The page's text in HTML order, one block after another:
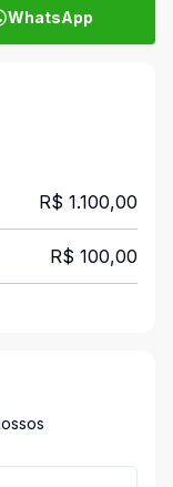
WhatsApp
R$ 1.100,00
R$ 100,00